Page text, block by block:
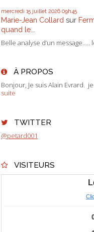
mercredi 15 juillet 2026 09h45
Marie-Jean Collard sur
quand le...
Belle analyse d’un
À PROPOS
Bonjour, Je suis Alain Evrard.
suite
TWITTER
@petard001
VISITEURS